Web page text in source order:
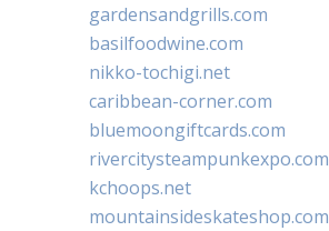
gardensandgrills.com
basilfoodwine.com
nikko-tochigi.net
caribbean-corner.com
bluemoongiftcards.com
rivercitysteampunkexpo.com
kchoops.net
mountainsideskateshop.com